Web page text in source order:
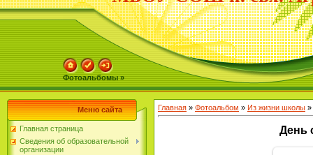
Фотоальбомы »
Меню сайта
Главная страница
Сведения об образовательной
организации
Главная » Фотоальбом » Из жизни школы »
День